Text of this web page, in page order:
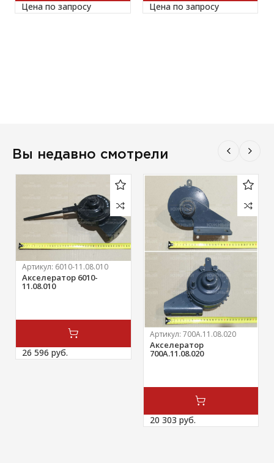
Цена по запросу Цена по запросу
Вы недавно смотрели
Артикул: 6010-11.08.010
Акселератор 6010-
11.08.010
26 596 руб.
Артикул: 700А.11.08.020
Акселератор
700А.11.08.020
20 303 руб.